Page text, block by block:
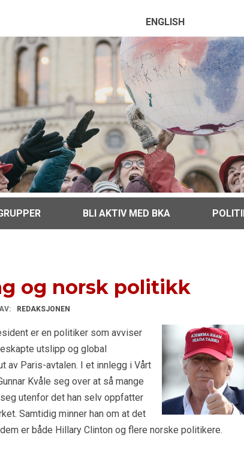
ENGLISH
BLI AKTIV MED BKA
og norsk politikk
REDAKSJONEN
er en politiker som avviser
utslipp og global
av Paris-avtalen. I et innlegg i Vårt
Kvåle seg over at så mange
utenfor det han selv oppfatter
Samtidig minner han om at det
er både Hillary Clinton og flere norske politikere.